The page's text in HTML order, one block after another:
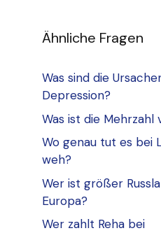
Ähnliche Fragen
Was sind die
Depression?
Was ist die Mehrzahl
Wo genau tut es bei
weh?
Wer ist größer
Europa?
Wer zahlt Reha bei